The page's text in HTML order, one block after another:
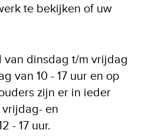
te bekijken of uw
van dinsdag t/m vrijdag
van 10 - 17 uur en op
zijn er in ieder
en
- 17 uur.